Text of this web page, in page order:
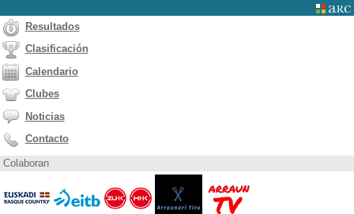
Resultados
Clasificación
Calendario
Clubes
Noticias
Contacto
Colaboran